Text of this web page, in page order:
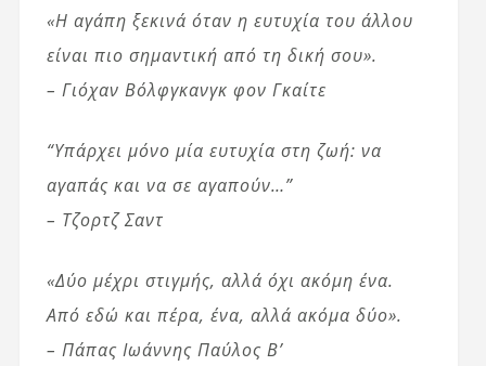
«Η αγάπη ξεκινά όταν η ευτυχία του άλλου
είναι πιο σημαντική από τη δική σου».
– Γιόχαν Βόλφγκανγκ φον Γκαίτε
“Υπάρχει μόνο μία ευτυχία στη ζωή: να
αγαπάς και να σε αγαπούν…”
– Τζορτζ Σαντ
«Δύο μέχρι στιγμής, αλλά όχι ακόμη ένα.
Από εδώ και πέρα, ένα, αλλά ακόμα δύο».
– Πάπας Ιωάννης Παύλος Β’